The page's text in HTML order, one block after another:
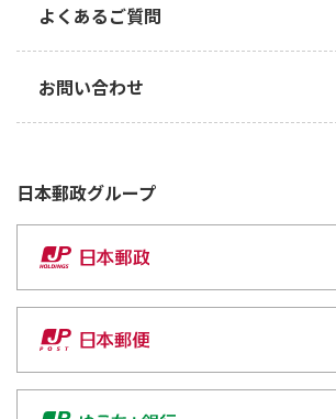
よくあるご質問
お問い合わせ
日本郵政グループ